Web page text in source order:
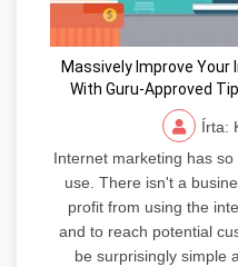
Massively Improve
With Guru-Approved
Írta:
Internet marketing has
use. There isn't a
profit from using the
and to reach potential
be surprisingly simple